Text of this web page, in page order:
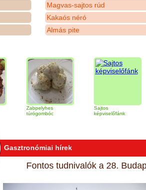
Magvas-sajtos rúd
Kakaós néró
Almás pite
Zabpelyhes
túrógombóc
képviselőfánk
Gasztronómiai hírek
Fontos tudnivalók a 28.